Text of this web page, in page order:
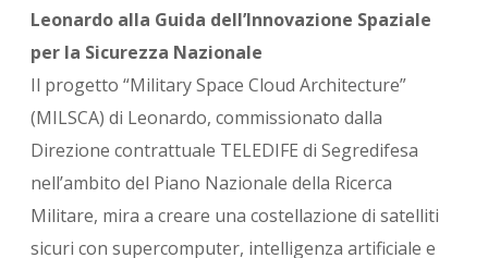
Leonardo alla Guida dell’Innovazione Spaziale
per la Sicurezza Nazionale
Il progetto “Military Space Cloud Architecture”
(MILSCA) di Leonardo, commissionato dalla
Direzione contrattuale TELEDIFE di Segredifesa
nell’ambito del Piano Nazionale della Ricerca
Militare, mira a creare una costellazione di satelliti
sicuri con supercomputer, intelligenza artificiale e